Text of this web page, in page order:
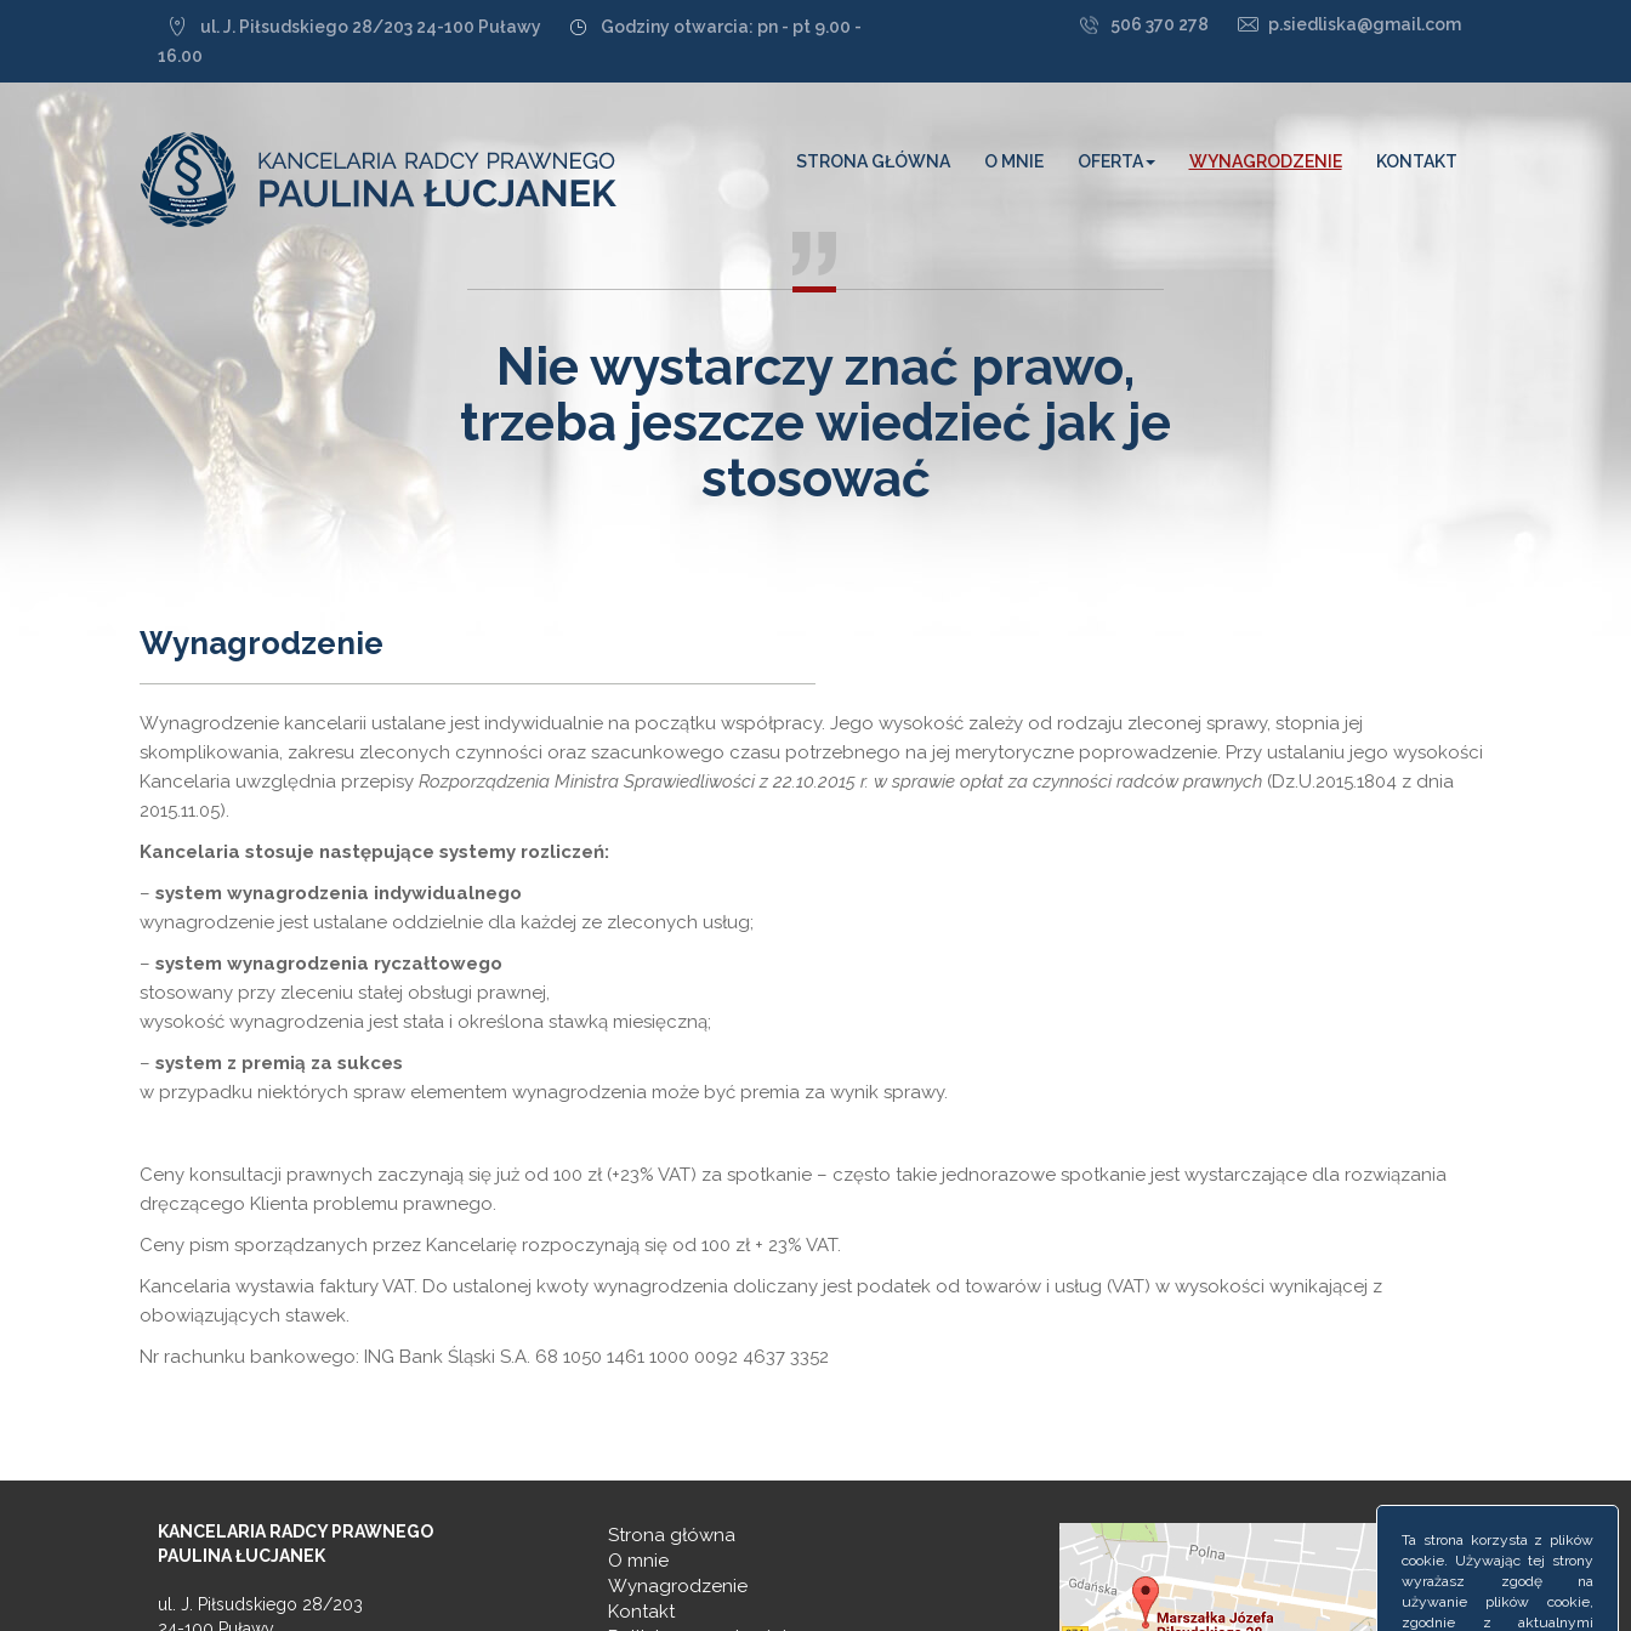
ul. J. Piłsudskiego 28/203 24-100 Puławy
Godziny otwarcia: pn - pt 9.00 -
16.00
506 370 278 p.siedliska@gmail.com
STRONA GŁÓWNA O MNIE OFERTA WYNAGRODZENIE KONTAKT
Nie wystarczy znać prawo,
trzeba jeszcze wiedzieć jak je
stosować
Wynagrodzenie
Wynagrodzenie kancelarii ustalane jest indywidualnie na początku współpracy. Jego wysokość zależy od rodzaju zleconej sprawy, stopnia jej
skomplikowania, zakresu zleconych czynności oraz szacunkowego czasu potrzebnego na jej merytoryczne poprowadzenie. Przy ustalaniu jego wysokości
Kancelaria uwzględnia przepisy Rozporządzenia Ministra Sprawiedliwości z 22.10.2015 r. w sprawie opłat za czynności radców prawnych(Dz.U.2015.1804 z dnia
2015.11.05).
Kancelaria stosuje następujące systemy rozliczeń:
– system wynagrodzenia indywidualnego
wynagrodzenie jest ustalane oddzielnie dla każdej ze zleconych usług;
– system wynagrodzenia ryczałtowego
stosowany przy zleceniu stałej obsługi prawnej,
wysokość wynagrodzenia jest stała i określona stawką miesięczną;
– system z premią za sukces
w przypadku niektórych spraw elementem wynagrodzenia może być premia za wynik sprawy.
Ceny konsultacji prawnych zaczynają się już od 100 zł (+23% VAT) za spotkanie – często takie jednorazowe spotkanie jest wystarczające dla rozwiązania
dręczącego Klienta problemu prawnego.
Ceny pism sporządzanych przez Kancelarię rozpoczynają się od 100 zł + 23% VAT.
Kancelaria wystawia faktury VAT. Do ustalonej kwoty wynagrodzenia doliczany jest podatek od towarów i usług (VAT) w wysokości wynikającej z
obowiązujących stawek.
Nr rachunku bankowego: ING Bank Śląski S.A. 68 1050 1461 1000 0092 4637 3352
KANCELARIA RADCY PRAWNEGO
PAULINA ŁUCJANEK
ul. J. Piłsudskiego 28/203
Strona główna
O mnie
Wynagrodzenie
Kontakt
Ta strona korzysta z plików
cookie. Używając tej strony
wyrażasz zgodę na
używanie plików cookie,
zgodnie z aktualnymi